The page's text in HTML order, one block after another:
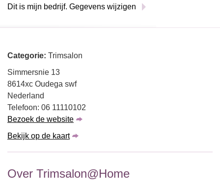
Dit is mijn bedrijf. Gegevens wijzigen
Categorie: Trimsalon
Simmersnie 13
8614xc Oudega swf
Nederland
Telefoon: 06 11110102
Bezoek de website
Bekijk op de kaart
Over Trimsalon@Home